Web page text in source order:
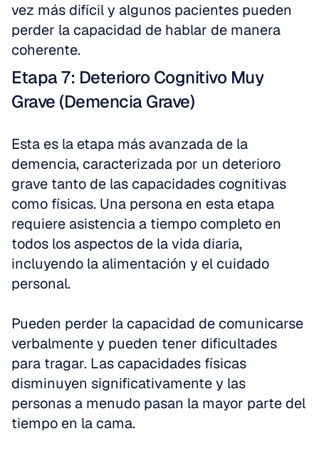
vez más difícil y algunos pacientes pueden
perder la capacidad de hablar de manera
coherente.
Etapa 7: Deterioro Cognitivo Muy
Grave (Demencia Grave)
Esta es la etapa más avanzada de la
demencia, caracterizada por un deterioro
grave tanto de las capacidades cognitivas
como físicas. Una persona en esta etapa
requiere asistencia a tiempo completo en
todos los aspectos de la vida diaria,
incluyendo la alimentación y el cuidado
personal.
Pueden perder la capacidad de comunicarse
verbalmente y pueden tener dificultades
para tragar. Las capacidades físicas
disminuyen significativamente y las
personas a menudo pasan la mayor parte del
tiempo en la cama.